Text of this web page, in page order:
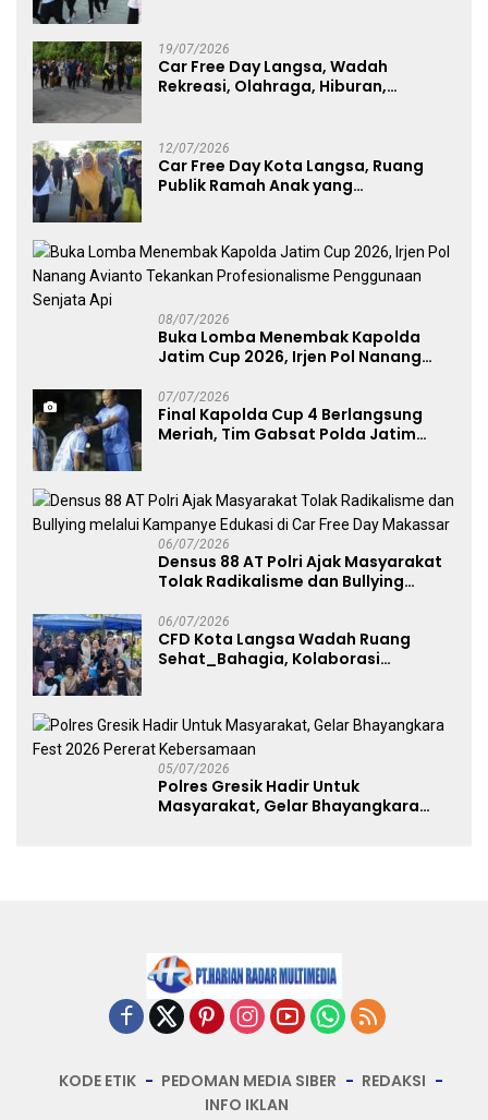
19/07/2026
Car Free Day Langsa, Wadah
Rekreasi, Olahraga, Hiburan,
12/07/2026
Car Free Day Kota Langsa, Ruang
Publik Ramah Anak yang
08/07/2026
Buka Lomba Menembak Kapolda
Jatim Cup 2026, Irjen Pol Nanang
Penggunaan Senjata Api
07/07/2026
Final Kapolda Cup 4 Berlangsung
Meriah, Tim Gabsat Polda Jatim
06/07/2026
Densus 88 AT Polri Ajak Masyarakat
Tolak Radikalisme dan Bullying
Free Day Makassar
06/07/2026
CFD Kota Langsa Wadah Ruang
Sehat_Bahagia, Kolaborasi
05/07/2026
Polres Gresik Hadir Untuk
Masyarakat, Gelar Bhayangkara
KODE ETIK PEDOMAN MEDIA SIBER
REDAKSI
INFO IKLAN